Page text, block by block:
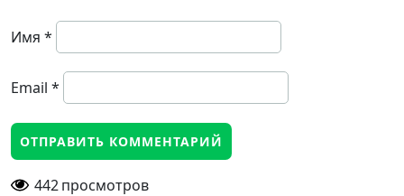
Имя *
Email *
442просмотров